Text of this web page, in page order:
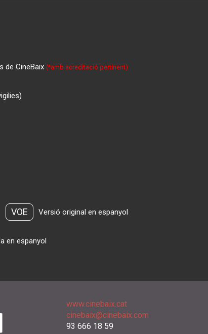
de CineBaix(*amb acreditació pertinent)
VOE Versió original en espanyol
en espanyol
www.cinebaix.cat
cinebaix@cinebaix.com
93 666 18 59